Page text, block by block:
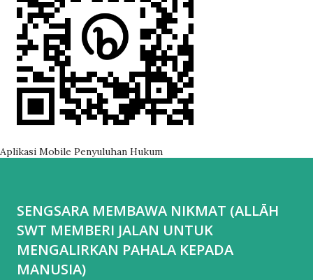
suatu ekosistem air yang mana ketinggian permukaan
airnya dari dasar tidak begitu tinggi atau air d...
Aplikasi Mobile Penyuluhan Hukum
SENGSARA MEMBAWA NIKMAT (ALLĀH
SWT MEMBERI JALAN UNTUK
MENGALIRKAN PAHALA KEPADA
MANUSIA)